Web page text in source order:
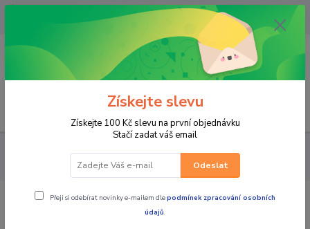
OPAVA 733537099/HLUČÍN
734541648/OLOMOUC 734593593
0,00 CZK
PRO STROJE ČTYŘKOLKY PŘÍSLUŠENSTVÍ
PŘÍVĚSNÉ
VOZÍKY ZA AUTO
PŘÍVĚSNÉ VOZÍKY ZA AUTO
Získejte slevu
Získejte 100 Kč slevu na první objednávku
Stačí zadat váš email
Odeslat
Přeji si odebírat novinky e-mailem dlepodmínek zpracování osobních
údajů.